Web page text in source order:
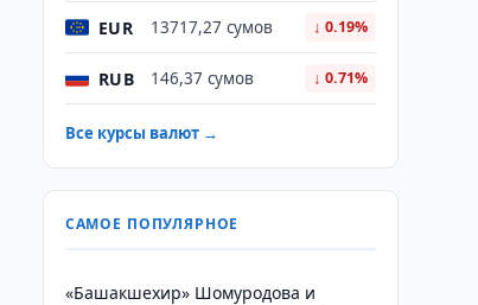
EUR 13717,27 сумов ↓ 0.19%
RUB 146,37 сумов ↓ 0.71%
Все курсы валют →
САМОЕ ПОПУЛЯРНОЕ
«Башакшехир» Шомуродова и